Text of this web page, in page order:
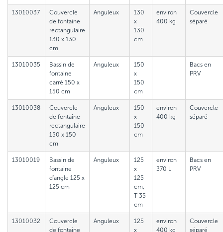
13010037
Couvercle
de fontaine
rectangulaire
130 x 130
cm
Anguleux
130
x
130
cm
environ
400 kg
Couvercle
séparé
13010035
Bassin de
fontaine
carré 150 x
150 cm
Anguleux
150
x
150
cm
Bacs en
PRV
13010038
Couvercle
de fontaine
rectangulaire
150 x 150
cm
Anguleux
150
x
150
cm
environ
400 kg
Couvercle
séparé
13010019
Bassin de
fontaine
d'angle 125 x
125 cm
Anguleux
125
x
125
cm,
T 35
cm
environ
370 L
Bacs en
PRV
13010032
Couvercle
de fontaine
Anguleux
125
x
environ
400 kg
Couvercle
séparé